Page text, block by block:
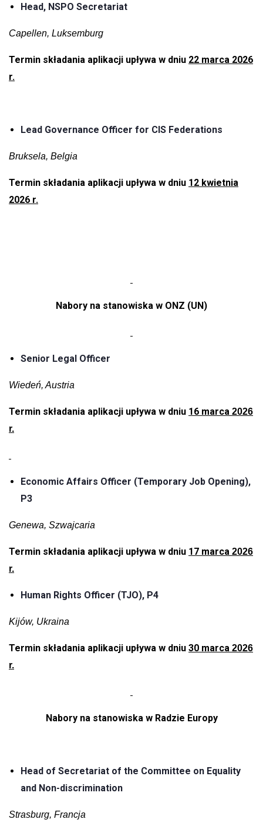
Head, NSPO Secretariat
Capellen, Luksemburg
Termin składania aplikacji upływa w dniu 22 marca 2026
r.
Lead Governance Officer for CIS Federations
Bruksela, Belgia
Termin składania aplikacji upływa w dniu 12 kwietnia
2026 r.
Nabory na stanowiska w ONZ (UN)
Senior Legal Officer
Wiedeń, Austria
Termin składania aplikacji upływa w dniu 16 marca 2026
r.
Economic Affairs Officer (Temporary Job Opening),
P3
Genewa, Szwajcaria
Termin składania aplikacji upływa w dniu 17 marca 2026
r.
Human Rights Officer (TJO), P4
Kijów, Ukraina
Termin składania aplikacji upływa w dniu 30 marca 2026
r.
Nabory na stanowiska w Radzie Europy
Head of Secretariat of the Committee on Equality
and Non-discrimination
Strasburg, Francja